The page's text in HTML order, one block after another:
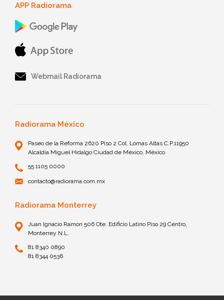
APP Radiorama
Webmail Radiorama
Radiorama México
Paseo de la Reforma 2620 Piso 2 Col. Lomas Altas C.P.11950
Alcaldía Miguel Hidalgo Ciudad de México, México
55 1105 0000
contacto@radiorama.com.mx
Radiorama Monterrey
Juan Ignacio Ramon 506 Ote. Edificio Latino Piso 29 Centro,
Monterrey N.L.
81 8340 0890
81 8344 0536